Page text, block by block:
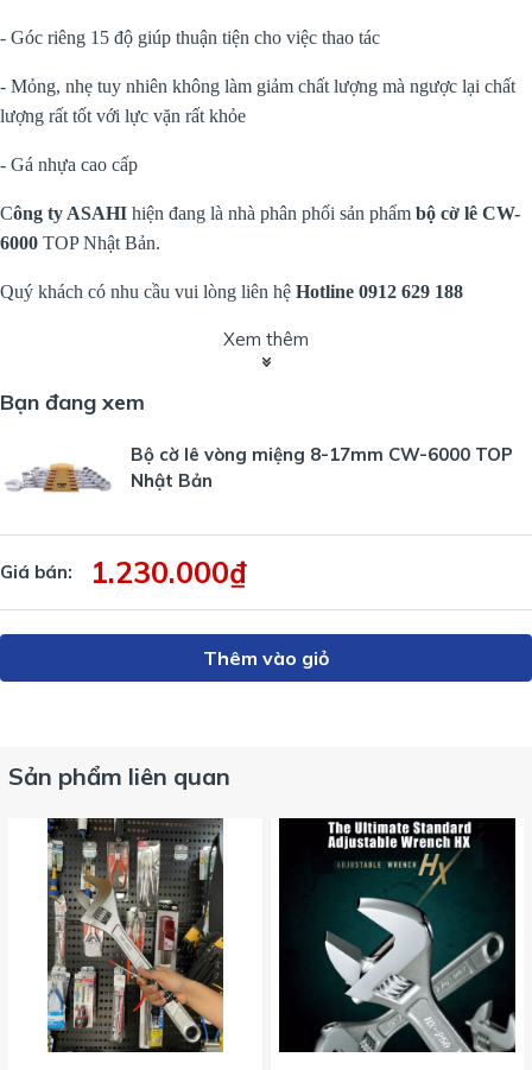
- Góc riêng 15 độ giúp thuận tiện cho việc thao tác
- Mỏng, nhẹ tuy nhiên không làm giảm chất lượng mà ngược lại chất
lượng rất tốt với lực vặn rất khỏe
- Gá nhựa cao cấp
Công ty ASAHI hiện đang là nhà phân phối sản phẩm bộ cờ lê CW-
6000 TOP Nhật Bản.
Quý khách có nhu cầu vui lòng liên hệ Hotline 0912 629 188
Xem thêm
Bạn đang xem
Bộ cờ lê vòng miệng 8-17mm CW-6000 TOP
Nhật Bản
Giá bán: 1.230.000₫
Thêm vào giỏ
Sản phẩm liên quan